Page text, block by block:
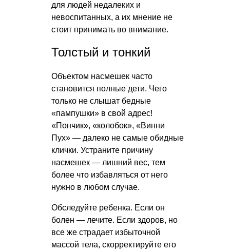
для людей недалеких и
невоспитанных, а их мнение не
стоит принимать во внимание.
Толстый и тонкий
Объектом насмешек часто
становится полные дети. Чего
только не слышат бедные
«пампушки» в свой адрес!
«Пончик», «колобок», «Винни
Пух» — далеко не самые обидные
клички. Устраните причину
насмешек — лишний вес, тем
более что избавляться от него
нужно в любом случае.
Обследуйте ребенка. Если он
болен — лечите. Если здоров, но
все же страдает избыточной
массой тела, скорректируйте его